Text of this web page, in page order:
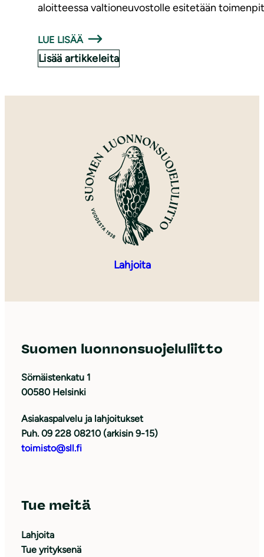
aloitteessa valtioneuvostolle esitetään
LUE LISÄÄ
Lisää artikkeleita
Lahjoita
Suomen luonnonsuojeluliitto
Sörnäistenkatu 1
00580 Helsinki
Asiakaspalvelu ja lahjoitukset
Puh. 09 228 08210 (arkisin 9-15)
toimisto@sll.fi
Tue meitä
Lahjoita
Tue yrityksenä